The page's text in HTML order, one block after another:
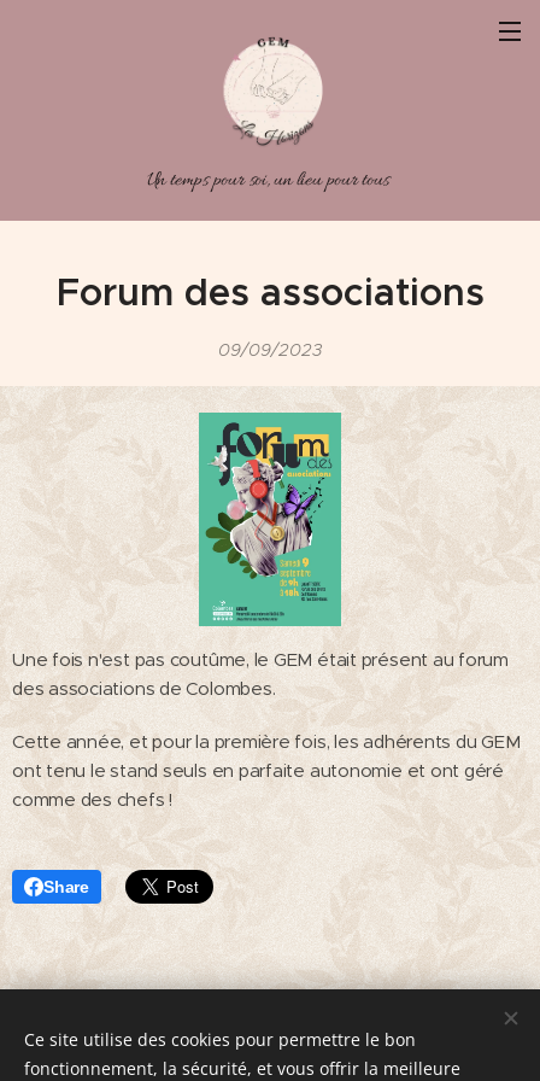
Un temps pour soi, un lieu pour tous
Forum des associations
09/09/2023
Une fois n'est pas coutûme, le GEM était présent au forum
des associations de Colombes.
Cette année, et pour la première fois, les adhérents du GEM
ont tenu le stand seuls en parfaite autonomie et ont géré
comme des chefs !
Share
© 2020 Groupe d'Entraide Mutuelle "Les Horizons" 5 avenue
Gambetta 92270 Bois-Colombes
Ce site utilise des cookies pour permettre le bon
fonctionnement, la sécurité, et vous offrir la meilleure